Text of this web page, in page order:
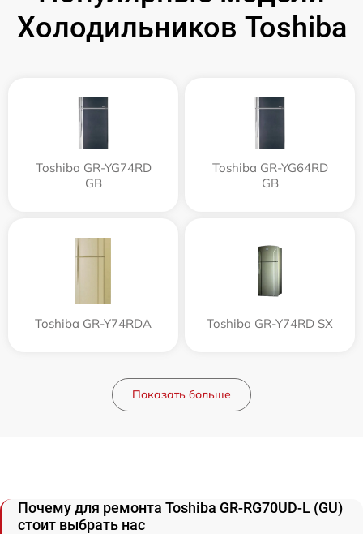
Холодильников Toshiba
Toshiba GR-YG74RD
GB
Toshiba GR-YG64RD
GB
Toshiba GR-Y74RDA Toshiba GR-Y74RD SX
Показать больше
Почему для ремонта Toshiba GR-RG70UD-L (GU)
стоит выбрать нас